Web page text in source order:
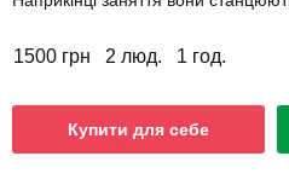
1500 грн 2 люд. 1 год.
Купити для себе